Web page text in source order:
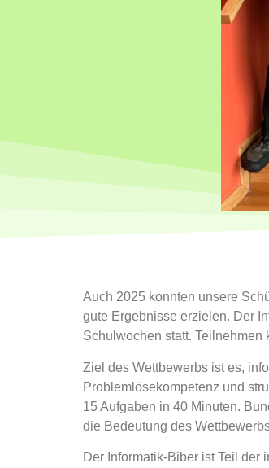
Auch 2025 konnten unsere
gute Ergebnisse erzielen. Der
Schulwochen statt.
Ziel des Wettbewerbs ist es,
Problemlösekompetenz und
15 Aufgaben in 40 Minuten.
die Bedeutung des
Der Informatik‑Biber ist Teil